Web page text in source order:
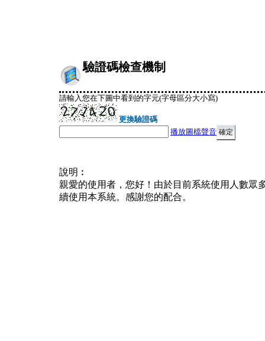
驗證碼檢查機制
請輸入您在下圖中看到的字元(字母區分大小寫)
更換驗證碼
播放圖檔聲音
說明︰
親愛的使用者，您好！由於目前系統使用人數眾
續使用本系統。感謝您的配合。